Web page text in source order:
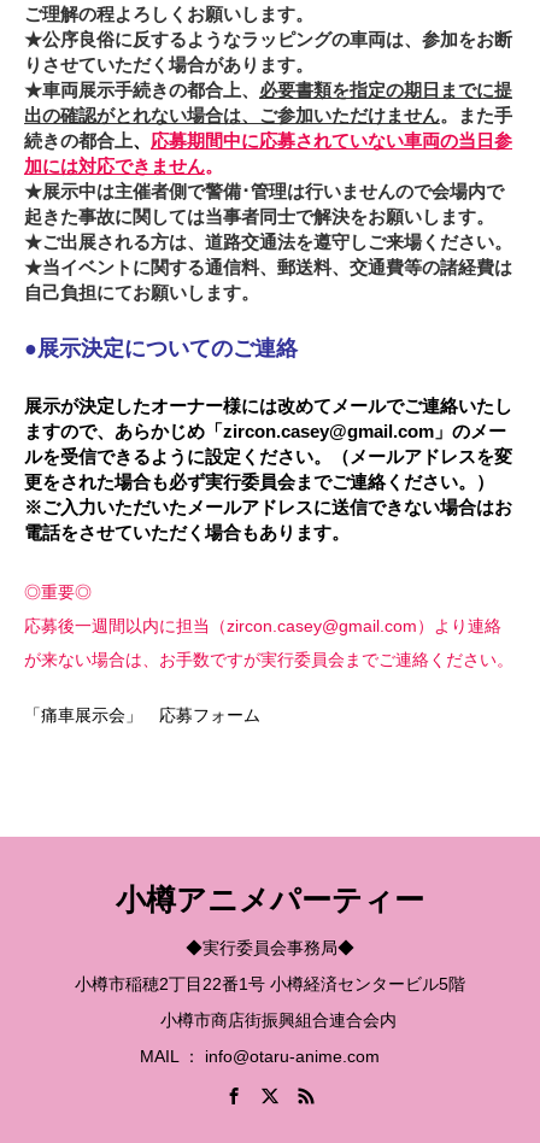
ご理解の程よろしくお願いします。
★公序良俗に反するようなラッピングの車両は、参加をお断
りさせていただく場合があります。
★車両展示手続きの都合上、 必要書類を指定の期日までに提
出の確認がとれない場合は、ご参加いただけません。また手
続きの都合上、 応募期間中に応募されていない車両の当日参
加には対応できません。
★展示中は主催者側で警備･管理は行いませんので会場内で
起きた事故に関しては当事者同士で解決をお願いします。
★ご出展される方は、道路交通法を遵守しご来場ください。
★当イベントに関する通信料、郵送料、交通費等の諸経費は
自己負担にてお願いします。
●展示決定についてのご連絡
展示が決定したオーナー様には改めてメールでご連絡いたし
ますので、あらかじめ「zircon.casey@gmail.com」のメー
ルを受信できるように設定ください。（メールアドレスを変
更をされた場合も必ず実行委員会までご連絡ください。）
※ご入力いただいたメールアドレスに送信できない場合はお
電話をさせていただく場合もあります。
◎重要◎
応募後一週間以内に担当（zircon.casey@gmail.com）より連絡
が来ない場合は、お手数ですが実行委員会までご連絡ください。
「痛車展示会」 応募フォーム
小樽アニメパーティー
◆実行委員会事務局◆
小樽市稲穂2丁目22番1号 小樽経済センタービル5階
小樽市商店街振興組合連合会内
MAIL ： info@otaru-anime.com